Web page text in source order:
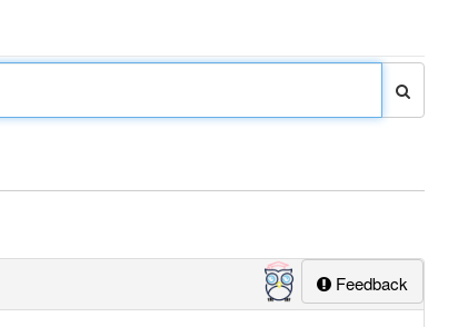
Feedback